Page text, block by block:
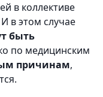
в коллективе
И в этом случае
быть
по медицинским
причинам,